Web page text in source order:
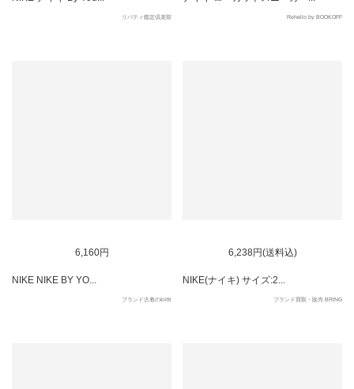
リバティ鑑定倶楽部 Rehello by BOOKOFF
6,160円
NIKE NIKE BY YO...
ブランド古着のkiitti
6,238円(送料込)
NIKE(ナイキ) サイズ:2...
ブランド買取・販売 BRING